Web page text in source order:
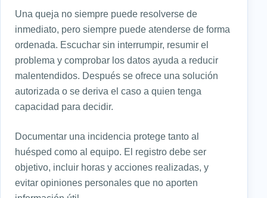
Una queja no siempre puede resolverse de
inmediato, pero siempre puede atenderse de forma
ordenada. Escuchar sin interrumpir, resumir el
problema y comprobar los datos ayuda a reducir
malentendidos. Después se ofrece una solución
autorizada o se deriva el caso a quien tenga
capacidad para decidir.
Documentar una incidencia protege tanto al
huésped como al equipo. El registro debe ser
objetivo, incluir horas y acciones realizadas, y
evitar opiniones personales que no aporten